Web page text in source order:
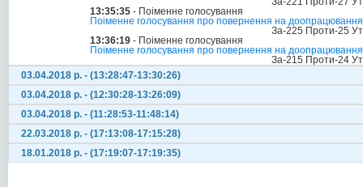
13:35:35 - Поіменне голосування
Поіменне голосування про повернення на доопрацювання
За-225 Проти-25
13:36:19 - Поіменне голосування
Поіменне голосування про повернення на доопрацювання
За-215 Проти-24
03.04.2018 р. - (13:28:47-13:30:26)
03.04.2018 р. - (12:30:28-13:26:09)
03.04.2018 р. - (11:28:53-11:48:14)
22.03.2018 р. - (17:13:08-17:15:28)
18.01.2018 р. - (17:19:07-17:19:35)